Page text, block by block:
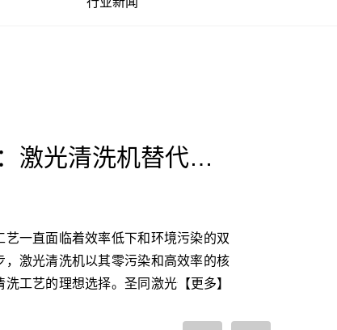
零污染+高效率：激光清洗机替代传统工艺的核心优势
一直面临着效率低下和环境污染的双
，激光清洗机以其零污染和高效率的核
工艺的理想选择。圣同激光作为激光
【更多】